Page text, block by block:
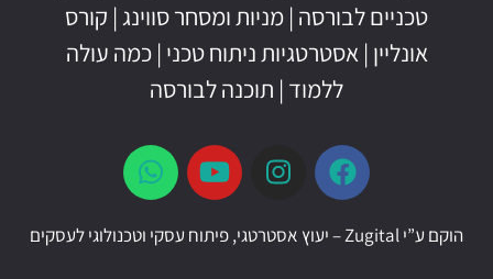
טכניים לבורסה | מניות ומסחר סווינג | קורס
אונליין | אסטרטגיות ניתוח טכני |כמה עולה
ללמוד | תוכנה לבורסה
הוקם ע”יZugital – יעוץ אסטרטגי, פיתוח עסקי וטכנולוגי לעסקים